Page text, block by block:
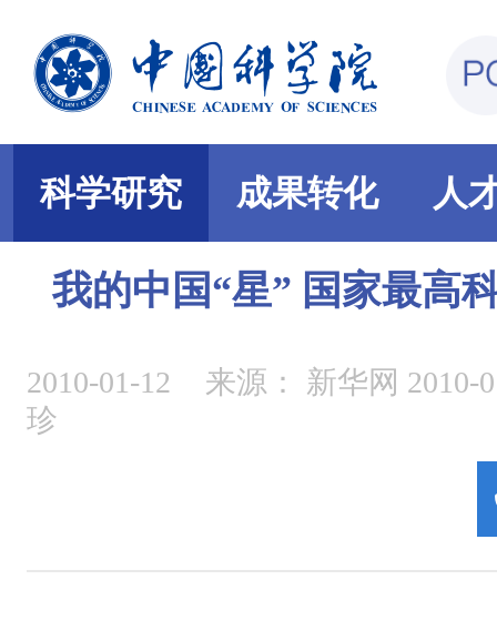
科学研究 成果转化 人
我的中国“星” 国家最高
2010-01-12 来源： 新华网 2010-
珍